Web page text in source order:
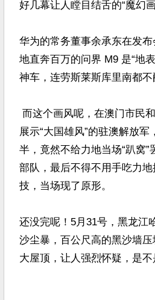
好几幕让人瞠目结舌的“魔幻画
华为的常务董事余承东在发
地直奔百万的问界 M9 是“地
神车，连劳斯莱斯库里南都不
展示“大国雄风”的驻澳解放
半，竟然不给力地当场“趴窝
部队，最后不得不用手吃力
技，当场现了原形。
还没完呢！5月31号，黑龙江
沙尘暴，百公尺高的黑沙墙
大屋顶，让人强烈怀疑，是